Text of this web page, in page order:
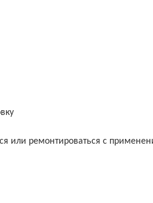
или ремонтироваться с